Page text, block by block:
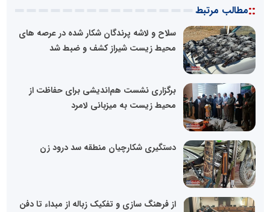
::مطالب مرتبط
سلاح و لاشه پرندگان شکار شده در عرصه های
محیط زیست شیراز کشف و ضبط شد
برگزاری نشست هم‌اندیشی برای حفاظت از
محیط زیست به میزبانی لامرد
دستگیری شکارچیان منطقه سد درود زن
از فرهنگ سازی و تفکیک زباله از مبداء تا دفن